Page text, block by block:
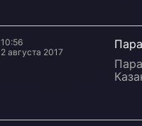
10:56
2 августа 2017